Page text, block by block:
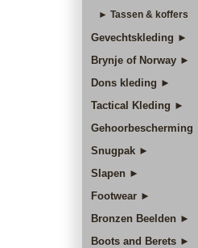
► Tassen & koffers
Gevechtskleding ►
Brynje of Norway ►
Dons kleding ►
Tactical Kleding ►
Gehoorbescherming
Snugpak ►
Slapen ►
Footwear ►
Bronzen Beelden ►
Boots and Berets ►